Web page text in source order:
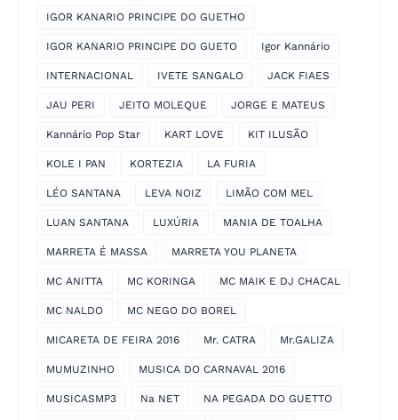
IGOR KANARIO PRINCIPE DO GUETHO
IGOR KANARIO PRINCIPE DO GUETO Igor Kannário
INTERNACIONAL IVETE SANGALO JACK FIAES
JAU PERI JEITO MOLEQUE JORGE E MATEUS
Kannário Pop Star KART LOVE KIT ILUSÃO
KOLE I PAN KORTEZIA LA FURIA
LÉO SANTANA LEVA NOIZ LIMÃO COM MEL
LUAN SANTANA LUXÚRIA MANIA DE TOALHA
MARRETA É MASSA MARRETA YOU PLANETA
MC ANITTA MC KORINGA MC MAIK E DJ CHACAL
MC NALDO MC NEGO DO BOREL
MICARETA DE FEIRA 2016 Mr. CATRA Mr.GALIZA
MUMUZINHO MUSICA DO CARNAVAL 2016
MUSICASMP3 Na NET NA PEGADA DO GUETTO